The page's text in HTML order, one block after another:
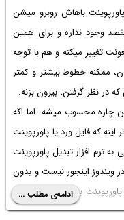
باهاش روبرو میشن
وجود نداره و برای همین
تغییر میکنه و هم با توجه
ممکنه خطوط بیشتر و کمتر
در نظر گرفتن، بیرون بزنه.
چاره محسوب میشه. اما اگه
که فایل ورد یا پاورپوینت
بهنرم افزار تبدیل پاورپوینت
در ویندوز اینجور نیست و بدون
پاورپوینت به پی دی اف بدون
کامل و تصویری در ادامه
ادامه‌ی مطلب ...